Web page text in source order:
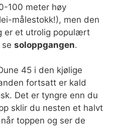
100 meter høy
målestokk!), men den
er et utrolig populært
soloppgangen.
45 i den kjølige
fortsatt er kald
Det er tyngre enn du
sklir du nesten et halvt
toppen og ser de